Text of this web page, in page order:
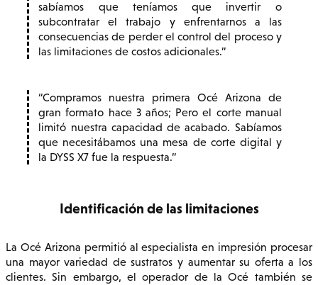
sabíamos que teníamos que invertir o
subcontratar el trabajo y enfrentarnos a las
consecuencias de perder el control del proceso y
las limitaciones de costos adicionales.
Compramos nuestra primera Océ Arizona de
gran formato hace 3 años; Pero el corte manual
limitó nuestra capacidad de acabado. Sabíamos
que necesitábamos una mesa de corte digital y
la DYSS X7 fue la respuesta.
Identificación de las limitaciones
La Océ Arizona permitió al especialista en impresión procesar
una mayor variedad de sustratos y aumentar su oferta a los
clientes. Sin embargo, el operador de la Océ también se